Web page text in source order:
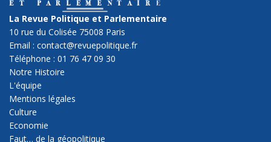
La Revue Politique et Parlementaire
10 rue du Colisée 75008 Paris
Email : contact@revuepolitique.fr
Téléphone : 01 76 47 09 30
Notre Histoire
L'équipe
Mentions légales
Culture
Economie
Faut… de la géopolitique